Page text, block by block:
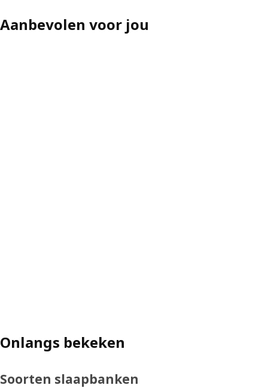
Aanbevolen voor jou
Onlangs bekeken
Soorten slaapbanken